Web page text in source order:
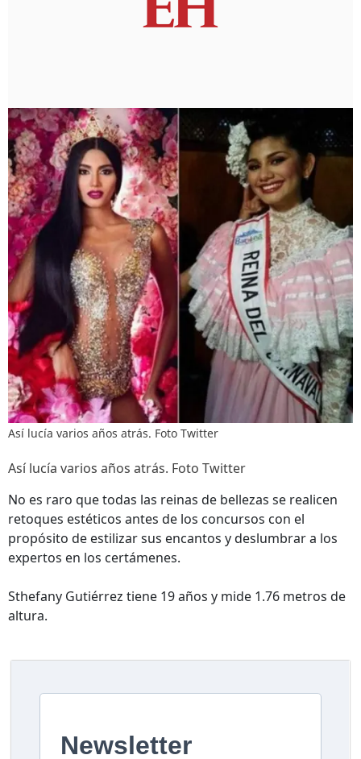
Así lucía varios años atrás. Foto Twitter
Así lucía varios años atrás. Foto Twitter
No es raro que todas las reinas de bellezas se realicen
retoques estéticos antes de los concursos con el
propósito de estilizar sus encantos y deslumbrar a los
expertos en los certámenes.
Sthefany Gutiérrez tiene 19 años y mide 1.76 metros de
altura.